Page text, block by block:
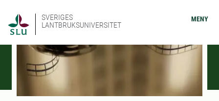
SVERIGES
LANTBRUKSUNIVERSITET
MENY